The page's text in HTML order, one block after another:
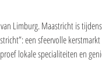
Limburg. Maastricht is
een sfeervolle
lokale specialiteiten en